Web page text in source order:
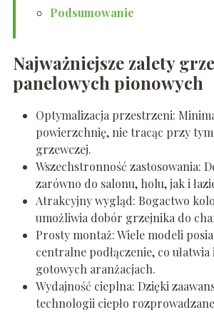
Podsumowanie
Najważniejsze zalety
panelowych pionowych
Optymalizacja przestrzeni:
powierzchnię, nie tracąc przy
grzewczej.
Wszechstronność zastosowania:
zarówno do salonu, holu, jak i
Atrakcyjny wygląd: Bogactwo
umożliwia dobór grzejnika do
Prosty montaż: Wiele modeli
centralne podłączenie, co
gotowych aranżacjach.
Wydajność cieplna: Dzięki
technologii ciepło